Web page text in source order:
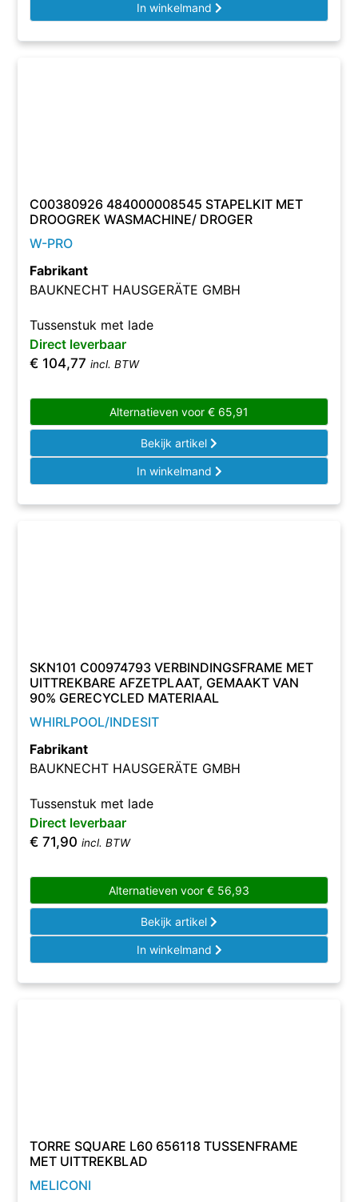
In winkelmand
C00380926 484000008545 STAPELKIT MET
DROOGREK WASMACHINE/ DROGER
W-PRO
Fabrikant
BAUKNECHT HAUSGERÄTE GMBH
Tussenstuk met lade
Direct leverbaar
€ 104,77 incl. BTW
Alternatieven voor € 65,91
Bekijk artikel
In winkelmand
SKN101 C00974793 VERBINDINGSFRAME MET
UITTREKBARE AFZETPLAAT, GEMAAKT VAN
90% GERECYCLED MATERIAAL
WHIRLPOOL/INDESIT
Fabrikant
BAUKNECHT HAUSGERÄTE GMBH
Tussenstuk met lade
Direct leverbaar
€ 71,90 incl. BTW
Alternatieven voor € 56,93
Bekijk artikel
In winkelmand
TORRE SQUARE L60 656118 TUSSENFRAME
MET UITTREKBLAD
MELICONI